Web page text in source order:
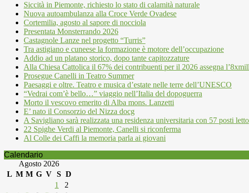
Siccità in Piemonte, richiesto lo stato di calamità naturale
Nuova autoambulanza alla Croce Verde Ovadese
Cortemilia, agosto al sapore di nocciola
Presentata Monsterrando 2026
Castagnole Lanze nel progetto “Turris”
Tra astigiano e cuneese la formazione è motore dell’occupazione
Addio ad un platano storico, dopo tante capitozzature
Alla Chiesa Cattolica il 67% dei contribuenti per il 2026 assegna
Prosegue Canelli in Teatro Summer
Paesaggi e oltre. Teatro e musica d’estate nelle terre dell’UNESCO
“Vedrai com’è bello…” viaggio nell’Italia del dopoguerra
Morto il vescovo emerito di Alba mons. Lanzetti
E’ nato il Consorzio del Nizza docg
A Savigliano sarà realizzata una residenza universitaria con 57 posti letto
22 Spighe Verdi al Piemonte, Canelli si riconferma
Al Colle dei Caffi la memoria parla ai giovani
Calendario
Agosto 2026
L M M G V S D
1
2